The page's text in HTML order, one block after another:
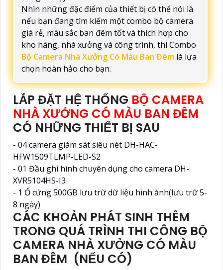
Nhìn những đặc điểm của thiết bị có thể nói là
nếu bạn đang tìm kiếm một combo bộ camera
giá rẻ, màu sắc ban đêm tốt và thích hợp cho
kho hàng, nhà xưởng và công trình, thì Combo
Bộ Camera Nhà Xưởng Có Màu Ban Đêm là lựa
chọn hoàn hảo cho bạn.
LẮP ĐẶT HỆ THỐNG BỘ CAMERA
NHÀ XƯỞNG CÓ MÀU BAN ĐÊM
CÓ NHỮNG THIẾT BỊ SAU
- 04 camera giám sát siêu nét DH-HAC-
HFW1509TLMP-LED-S2
- 01 Đầu ghi hình chuyên dụng cho camera DH-
XVR5104HS-I3
- 1 Ổ cứng 500GB lưu trữ dữ liệu hình ảnh(lưu trữ 5-
8 ngày)
CÁC KHOẢN PHÁT SINH THÊM
TRONG QUÁ TRÌNH THI CÔNG BỘ
CAMERA NHÀ XƯỞNG CÓ MÀU
BAN ĐÊM (NẾU CÓ)